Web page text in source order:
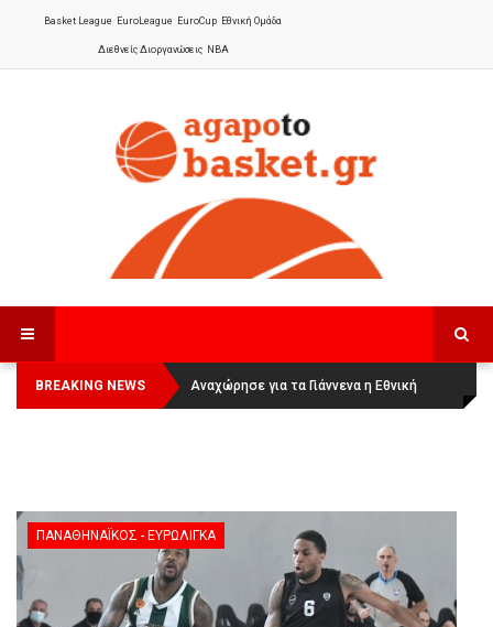
Basket League EuroLeague EuroCup Εθνική Ομάδα
Διεθνείς Διοργανώσεις NBA
BREAKING NEWS
Οι Πάνθηρες Καβάλας στην Women
Basketball League 1
Αναχώρησε για τα Γιάννενα η Εθνική
Γυναικών:
ΠΑΝΑΘΗΝΑΪΚΌΣ - ΕΥΡΩΛΊΓΚΑ